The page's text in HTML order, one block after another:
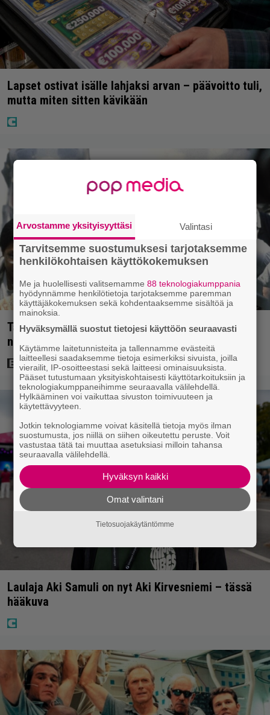
Lapset ostivat isälle lahjaksi arvan – päävoitto tuli,
mutta miten sitten kävikään
Tänään tv:ssä: Vuoden 1997 Bond-leffassa
nähdään hämmenttävän nykyaikainen kännykkä
Laulaja Aki Samuli on nyt Aki Kirvesniemi – tässä
hääkuva
Arvostamme yksityisyyttäsi Valintasi
Tarvitsemme suostumuksesi tarjotaksemme
henkilökohtaisen käyttökokemuksen
Me ja huolellisesti valitsemamme88 teknologiakumppania
hyödynnämme henkilötietoja tarjotaksemme paremman
käyttäjäkokemuksen sekä kohdentaaksemme sisältöä ja
mainoksia.
Hyväksymällä suostut tietojesi käyttöön seuraavasti
Käytämme laitetunnisteita ja tallennamme evästeitä
laitteellesi saadaksemme tietoja esimerkiksi sivuista, joilla
vierailit, IP-osoitteestasi sekä laitteesi ominaisuuksista.
Pääset tutustumaan yksityiskohtaisesti käyttötarkoituksiin ja
teknologiakumppaneihimme seuraavalla välilehdellä.
Hylkääminen voi vaikuttaa sivuston toimivuuteen ja
käytettävyyteen.
Jotkin teknologiamme voivat käsitellä tietoja myös ilman
suostumusta, jos niillä on siihen oikeutettu peruste. Voit
vastustaa tätä tai muuttaa asetuksiasi milloin tahansa
seuraavalla välilehdellä.
Hyväksyn kaikki
Omat valintani
Tietosuojakäytäntömme